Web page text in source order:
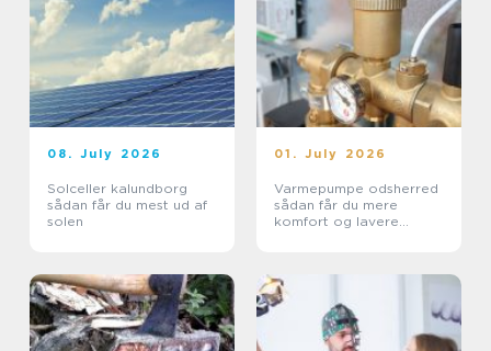
08. July 2026
Solceller kalundborg
sådan får du mest ud af
solen
01. July 2026
Varmepumpe odsherred
sådan får du mere
komfort og lavere